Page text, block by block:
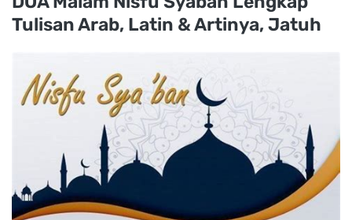
Tulisan Arab, Latin & Artinya, Jatuh